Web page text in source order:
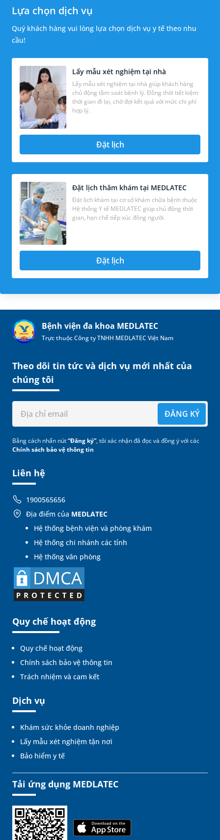
Lựa chọn dịch vụ
Quý khách hàng vui lòng lựa chọn dịch vụ y tế theo nhu
cầu!
Lấy mẫu xét nghiệm tại nhà
Lấy mẫu xét nghiệm tại nhà giúp khách hàng
chủ động tầm soát bệnh lý. Đồng thời tiết kiệm
thời gian đi lại, chờ đợi kết quả với mức chi phí
hợp lý.
Đặt lịch
Đặt lịch thăm khám tại MEDLATEC
Đặt lịch khám tại cơ sở khám chữa bệnh thuộc
Hệ thống Y tế MEDLATEC giúp chủ động thời
gian, hạn chế tiếp xúc đông người.
Đặt lịch
Bệnh viện đa khoa MEDLATEC
Trực thuộc Công ty TNHH MEDLATEC Việt Nam
Liên hệ
1900565656
Địa điểm của MEDLATEC
Hệ thống bệnh viện và phòng khám
Hệ thống chi nhánh các tỉnh
Hệ thống văn phòng
Quy chế hoạt động
Quy chế hoạt động
Chính sách bảo vệ thông tin
Trách nhiệm và cam kết
Dịch vụ
Khám sức khỏe doanh nghiệp
Lấy mẫu xét nghiệm tận nơi
Bảo hiểm y tế
Theo dõi tin tức và dịch vụ mới nhất của
chúng tôi
ĐĂNG KÝ
Bằng cách nhấn nút“Đăng ký”, tôi xác nhận đã đọc và đồng ý với các
Chính sách bảo vệ thông tin
Tải ứng dụng MEDLATEC